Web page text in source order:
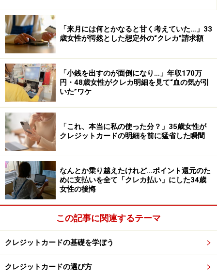
なかでも、職業はクレジットカードの審査基準としては
もっとも重視されるもののひとつです。何故重視される
かというと、「高い収入が安定して見込める職業か」と
いう一点に尽きるからです。カード会社は、毎月安定し
た収入のある人を相手にする方がリスクが少ないとみて
います。実際、派遣などの非正規社員より正社員の方が
評価は高いのは事実です。
有利なのは開業医と弁護士
最も評価が高いのは、医師（開業医）と弁護士です。名
声だけでなく安定して高収入が得られる職業のため評価
が高くなっています。国家資格が必要で、独占市場のた
めという見方もあります。次が公務員です。収入がそれ
強みです。会社の正社員も高収入ですが、公務員に比べ
るとリストラの危険性が高く安定性に欠けます。また、
会社員の場合は、会社そのものの規模も加味されます。
「来月には何とかなると甘く考えていた…」33
歳女性が愕然とした想定外の“クレカ”請求額
「小銭を出すのが面倒になり…」年収170万
円・48歳女性がクレカ明細を見て“血の気が引
いた”ワケ
「これ、本当に私の使った分？」35歳女性が
クレジットカードの明細を前に猛省した瞬間
なんとか乗り越えたけれど…ポイント還元のた
めに支払いを全て「クレカ払い」にした34歳
女性の後悔
この記事に関連するテーマ
クレジットカードの基礎を学ぼう
クレジットカードの選び方